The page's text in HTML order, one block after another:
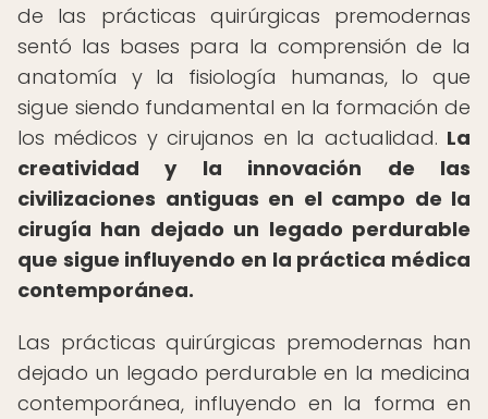
de las prácticas quirúrgicas premodernas
sentó las bases para la comprensión de la
anatomía y la fisiología humanas, lo que
sigue siendo fundamental en la formación de
los médicos y cirujanos en la actualidad. La
creatividad y la innovación de las
civilizaciones antiguas en el campo de la
cirugía han dejado un legado perdurable
que sigue influyendo en la práctica médica
contemporánea.
Las prácticas quirúrgicas premodernas han
dejado un legado perdurable en la medicina
contemporánea, influyendo en la forma en